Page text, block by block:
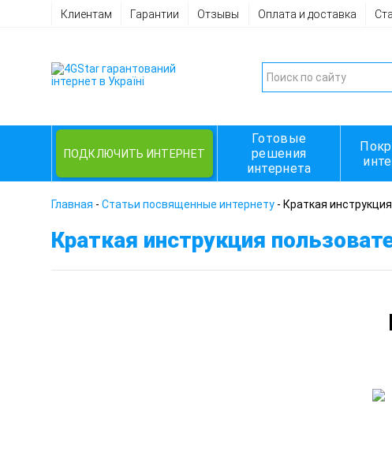
Клиентам Гарантии Отзывы Оплата и доставка
ПОДКЛЮЧИТЬ ИНТЕРНЕТ
Готовые
решения
интернета
Главная - Статьи посвященные интернету- Краткая
Краткая инструкция